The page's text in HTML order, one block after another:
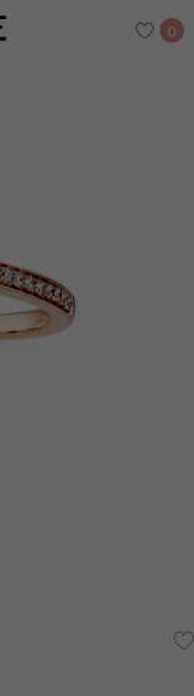
0
預約來店